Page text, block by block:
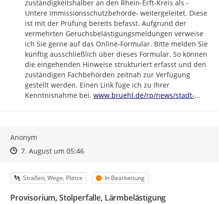
zuständigkeitshalber an den Rhein-Erft-Kreis als -
Untere Immissionsschutzbehörde- weitergeleitet. Diese
ist mit der Prüfung bereits befasst. Aufgrund der
vermehrten Geruchsbelästigungsmeldungen verweise
ich Sie gerne auf das Online-Formular. Bitte melden Sie
künftig ausschließlich über dieses Formular. So können
die eingehenden Hinweise strukturiert erfasst und den
zuständigen Fachbehörden zeitnah zur Verfügung
gestellt werden. Einen Link füge ich zu Ihrer
Kenntnisnahme bei. https://
www.bruehl.de/rp/news/stadt-...
Anonym
Zeitpunkt des Erstellens
Zeitpunkt des Erstellens
7. August um 05:46Zur Äußerung
Kategorie
Straßen, Wege, Plätze Status
In Bearbeitung
Provisorium, Stolperfalle, Lärmbelästigung